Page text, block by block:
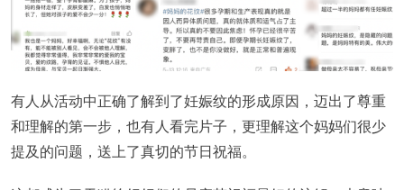
有人从活动中正确了解到了妊娠纹的形成原因，迈出了尊重
和理解的第一步，也有人看完片子，更理解这个妈妈们很少
提及的问题，送上了真切的节日祝福。